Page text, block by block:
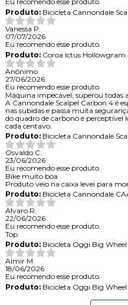
Produto:Bicicleta Cannondale
Vanessa P.
07/07/2026
Eu recomendo esse produto.
Produto:Coroa Ictus Hollowgram
Anônimo
27/06/2026
Eu recomendo esse produto.
Máquina impecável, superou todas
A Cannondale Scalpel Carbon 4 é
nas subidas e passa muita
do quadro de carbono é perceptível
cada centavo.
Produto:Bicicleta Cannondale
Osvaldo C.
23/06/2026
Eu recomendo esse produto.
Bike muito boa
Produto veio na caixa levei para
Produto:Bicicleta Cannondale
Alvaro R.
22/06/2026
Eu recomendo esse produto.
Top
Produto:Bicicleta Oggi Big
Almir M.
18/06/2026
Eu recomendo esse produto.
Produto:Bicicleta Oggi Big Wheel